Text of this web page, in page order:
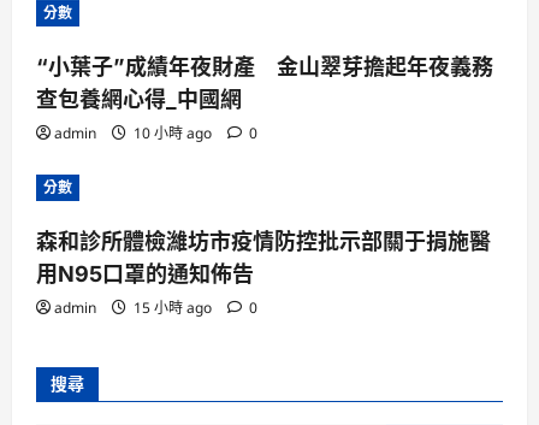
分數
“小葉子”成績年夜財產 金山翠芽擔起年夜義務
查包養網心得_中國網
admin 10 小時 ago 0
分數
森和診所體檢濰坊市疫情防控批示部關于捐施醫
用N95口罩的通知佈告
admin 15 小時 ago 0
搜尋